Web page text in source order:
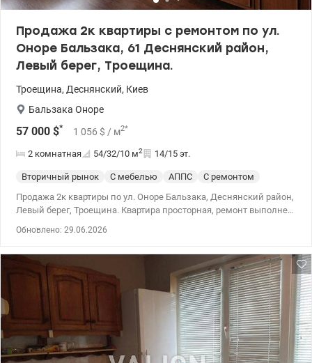
Продажа 2к квартиры с ремонтом по ул.
Оноре Бальзака, 61 Деснянский район,
Левый берег, Троещина.
Троещина, Деснянский, Киев
Бальзака Оноре
57 000 $* 1 056 $ / м2*
2 комнатная 54/32/10 м2 14/15 эт.
Вторичный рынок С мебелью АППС
С ремонтом
Продажа 2к квартиры по ул. Оноре Бальзака, Деснянский район,
Левый берег, Троещина. Квартира просторная, ремонт выполнен
Заменена сантехника и радиаторов, установлены кондиционер
и сигнализация. Пол ламинат и паркет. Площадь: 54/32/10
Инфраструктура: В доме установлены 2 новых лифта (грузовой и
пассажирский) и домофон. Во дворе футбольное поле и
парковка. Рядом есть все необходимое для жизни: - школы,
садики - ТРЦ Район - аптеки - фитнес-клуб - рестораны и
кафешки - стоматологическая клиника - эпицентр,
супермаркеты - почтовое отделение Недалеко от нового сквера
Обновлено: 29.06.2026